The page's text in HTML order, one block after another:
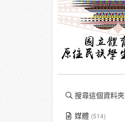
搜尋這個資料夾
媒體 (514)